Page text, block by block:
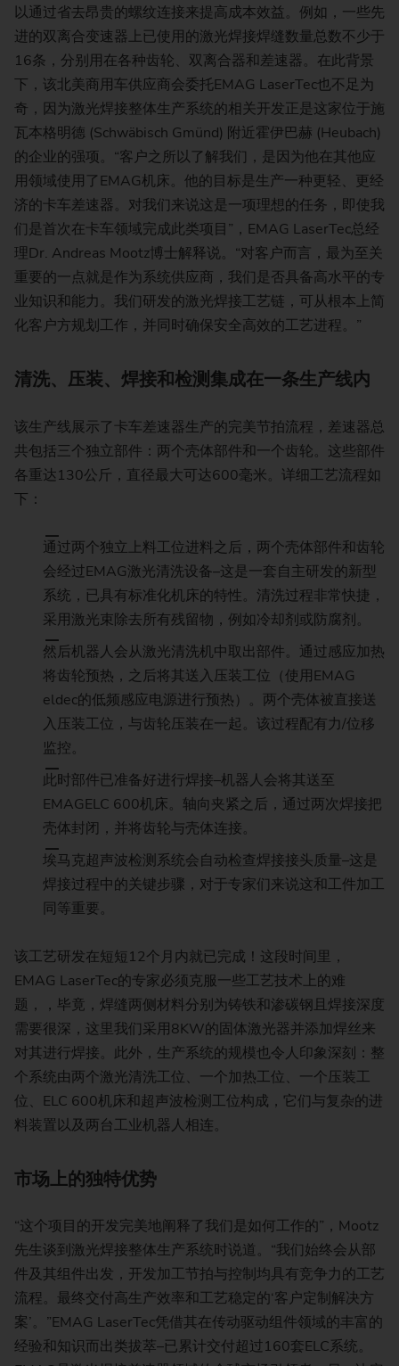
以通过省去昂贵的螺纹连接来提高成本效益。例如，一些先
进的双离合变速器上已使用的激光焊接焊缝数量总数不少于
16条，分别用在各种齿轮、双离合器和差速器。在此背景
下，该北美商用车供应商会委托EMAG LaserTec也不足为
奇，因为激光焊接整体生产系统的相关开发正是这家位于施
瓦本格明德 (Schwäbisch Gmünd) 附近霍伊巴赫 (Heubach)
的企业的强项。“客户之所以了解我们，是因为他在其他应
用领域使用了EMAG机床。他的目标是生产一种更轻、更经
济的卡车差速器。对我们来说这是一项理想的任务，即使我
们是首次在卡车领域完成此类项目”，EMAG LaserTec总经
理Dr. Andreas Mootz博士解释说。“对客户而言，最为至关
重要的一点就是作为系统供应商，我们是否具备高水平的专
业知识和能力。我们研发的激光焊接工艺链，可从根本上简
化客户方规划工作，并同时确保安全高效的工艺进程。”
清洗、压装、焊接和检测集成在一条生产线内
该生产线展示了卡车差速器生产的完美节拍流程，差速器总
共包括三个独立部件：两个壳体部件和一个齿轮。这些部件
各重达130公斤，直径最大可达600毫米。详细工艺流程如
下：
通过两个独立上料工位进料之后，两个壳体部件和齿轮
会经过EMAG激光清洗设备–这是一套自主研发的新型
系统，已具有标准化机床的特性。清洗过程非常快捷，
采用激光束除去所有残留物，例如冷却剂或防腐剂。
然后机器人会从激光清洗机中取出部件。通过感应加热
将齿轮预热，之后将其送入压装工位（使用EMAG
eldec的低频感应电源进行预热）。两个壳体被直接送
入压装工位，与齿轮压装在一起。该过程配有力/位移
监控。
此时部件已准备好进行焊接–机器人会将其送至
EMAGELC 600机床。轴向夹紧之后，通过两次焊接把
壳体封闭，并将齿轮与壳体连接。
埃马克超声波检测系统会自动检查焊接接头质量–这是
焊接过程中的关键步骤，对于专家们来说这和工件加工
同等重要。
该工艺研发在短短12个月内就已完成！这段时间里，
EMAG LaserTec的专家必须克服一些工艺技术上的难
题，，毕竟，焊缝两侧材料分别为铸铁和渗碳钢且焊接深度
需要很深，这里我们采用8KW的固体激光器并添加焊丝来
对其进行焊接。此外，生产系统的规模也令人印象深刻：整
个系统由两个激光清洗工位、一个加热工位、一个压装工
位、ELC 600机床和超声波检测工位构成，它们与复杂的进
料装置以及两台工业机器人相连。
市场上的独特优势
“这个项目的开发完美地阐释了我们是如何工作的”，Mootz
先生谈到激光焊接整体生产系统时说道。“我们始终会从部
件及其组件出发，开发加工节拍与控制均具有竞争力的工艺
流程。最终交付高生产效率和工艺稳定的‘客户定制解决方
案’。”EMAG LaserTec凭借其在传动驱动组件领域的丰富的
经验和知识而出类拔萃–已累计交付超过160套ELC系统。